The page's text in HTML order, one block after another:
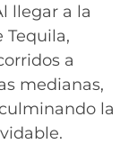
llegar a la
Tequila,
a
medianas,
la